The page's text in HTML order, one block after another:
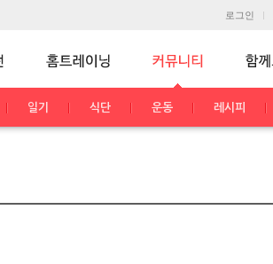
로그인
일기 식단 운동 레시피